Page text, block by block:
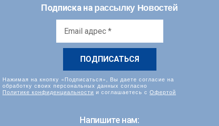
Подписка на рассылку Новостей
Нажимая на кнопку «Подписаться», Вы даете согласие на
обработку своих персональных данных согласно
Политике конфиденциальности и соглашаетесь с Офертой
Напишите нам: